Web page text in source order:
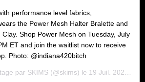
performance level fabrics,
the Power Mesh Halter Bralette and
Shop Power Mesh on Tuesday, July
ET and join the waitlist now to receive
Photo: @indiana420bitch
par SKIMS (@skims) le 19 Juil. 2020 5 :01 PDT